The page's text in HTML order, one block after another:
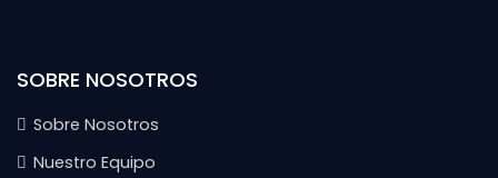
SOBRE NOSOTROS
Sobre Nosotros
Nuestro Equipo